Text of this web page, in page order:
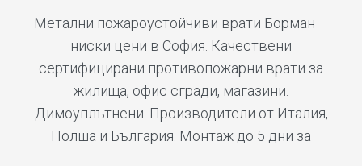
Метални пожароустойчиви врати Борман –
ниски цени в София. Качествени
сертифицирани противопожарни врати за
жилища, офис сгради, магазини.
Димоуплътнени. Производители от Италия,
Полша и България. Монтаж до 5 дни за